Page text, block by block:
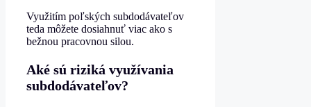
Využitím poľských subdodávateľov
teda môžete dosiahnuť viac ako s
bežnou pracovnou silou.
Aké sú riziká využívania
subdodávateľov?